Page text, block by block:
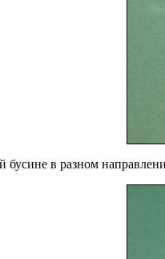
в разном